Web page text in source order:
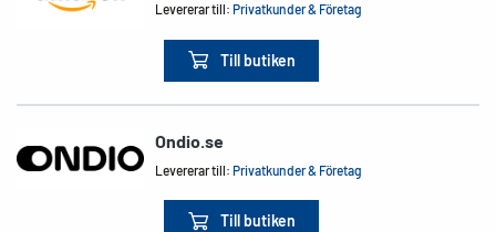
Levererar till:Privatkunder & Företag
Till butiken
Ondio.se
Levererar till:Privatkunder & Företag
Till butiken